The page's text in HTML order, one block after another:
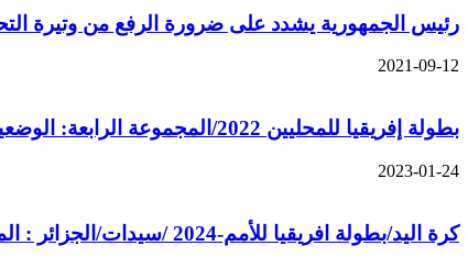
رئيس الجمهورية يشدد على ضرورة الرفع من وتيرة
2021-09-12
بطولة إفريقيا للمحليين 2022/المجموعة الرابعة: الوضعية النهائية بعد إجراء الجولة الثالثة
2023-01-24
كرة اليد/بطولة افريقيا للأمم-2024 /سيدات/الجزائر : المنتخب الوطني بكينشاسا لإعادة الاعتبار للكرة النسوية